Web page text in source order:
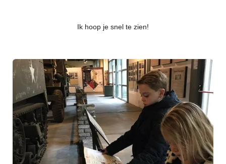
Ik hoop je snel te zien!